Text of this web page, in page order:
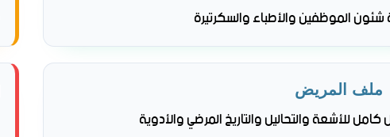
شئون الموظفين والأطباء والسكرتيرة
ملف المريض
للأشعة والتحاليل والتاريخ المرضي والأدوية